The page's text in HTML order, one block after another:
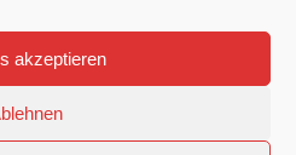
akzeptieren
zum